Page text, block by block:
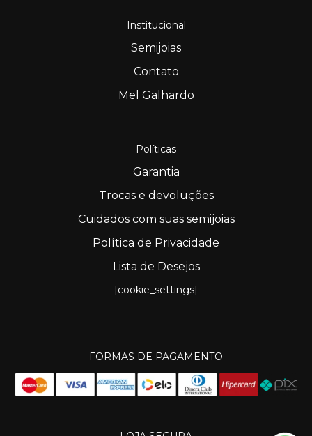
Institucional
Semijoias
Contato
Mel Galhardo
Políticas
Garantia
Trocas e devoluções
Cuidados com suas semijoias
Política de Privacidade
Lista de Desejos
[cookie_settings]
FORMAS DE PAGAMENTO